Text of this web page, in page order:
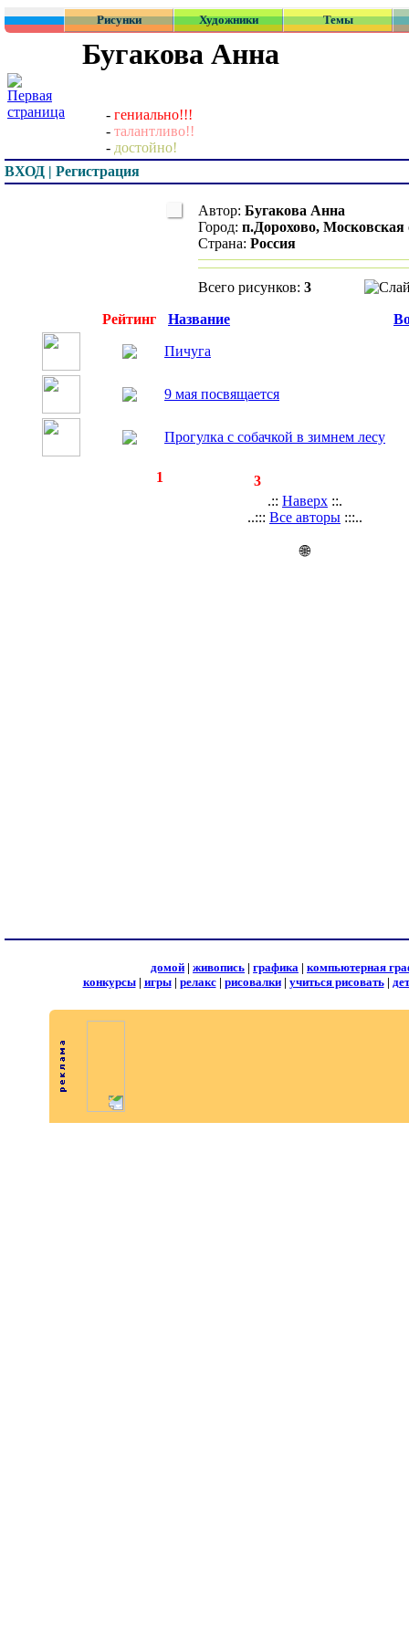
Рисунки Художники Темы
Бугакова Анна
- гениально!!!
- талантливо!!
- достойно!
ВХОД | Регистрация
Автор: Бугакова Анна
Город: п.Дорохово, Московская
Страна: Россия
Всего рисунков: 3
Рейтинг Название
Пичуга
9 мая посвящается
Прогулка с собачкой в зимнем лесу
1
3
.:: Наверх ::.
..::: Все авторы :::..
🌐
домой | живопись | графика | компьютерная
конкурсы| игры| релакс| рисовалки| учиться рисовать|